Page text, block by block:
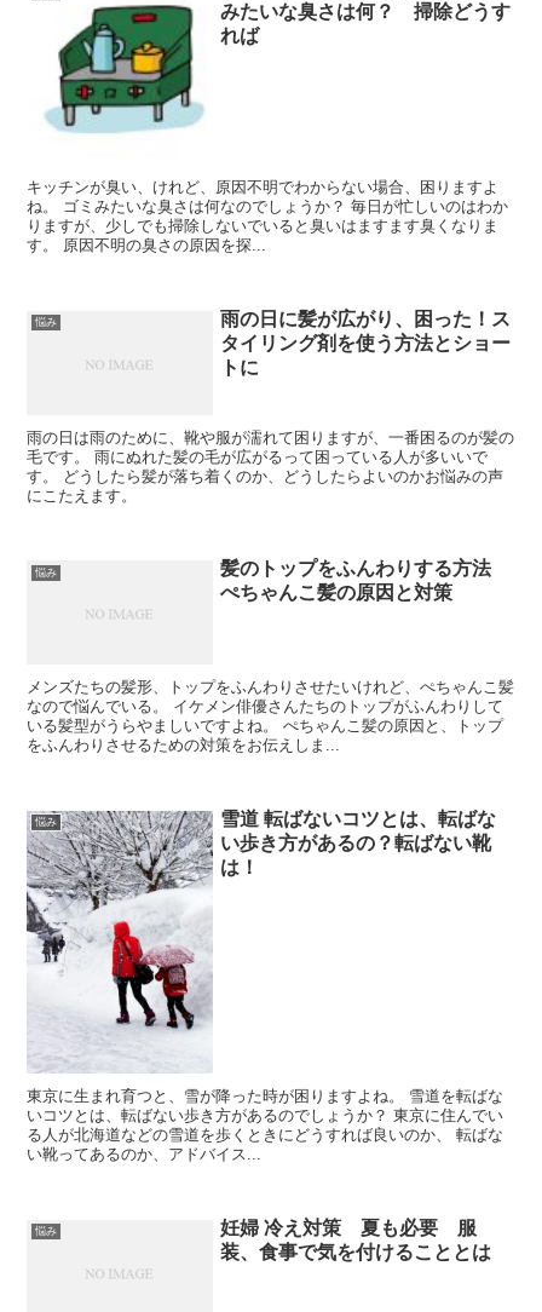
みたいな臭さは何？ 掃除どうす
れば
キッチンが臭い、けれど、原因不明でわからない場合、困りますよ
ね。 ゴミみたいな臭さは何なのでしょうか？ 毎日が忙しいのはわか
りますが、少しでも掃除しないでいると臭いはますます臭くなりま
す。 原因不明の臭さの原因を探...
悩み
雨の日に髪が広がり、困った！ス
タイリング剤を使う方法とショー
トに
雨の日は雨のために、靴や服が濡れて困りますが、一番困るのが髪の
毛です。 雨にぬれた髪の毛が広がるって困っている人が多いいで
す。 どうしたら髪が落ち着くのか、どうしたらよいのかお悩みの声
にこたえます。
悩み
髪のトップをふんわりする方法
ぺちゃんこ髪の原因と対策
メンズたちの髪形、トップをふんわりさせたいけれど、ぺちゃんこ髪
なので悩んでいる。 イケメン俳優さんたちのトップがふんわりして
いる髪型がうらやましいですよね。 ぺちゃんこ髪の原因と、トップ
をふんわりさせるための対策をお伝えしま...
悩み
雪道 転ばないコツとは、転ばな
い歩き方があるの？転ばない靴
は！
東京に生まれ育つと、雪が降った時が困りますよね。 雪道を転ばな
いコツとは、転ばない歩き方があるのでしょうか？ 東京に住んでい
る人が北海道などの雪道を歩くときにどうすれば良いのか、 転ばな
い靴ってあるのか、アドバイス...
悩み
妊婦 冷え対策 夏も必要 服
装、食事で気を付けることとは